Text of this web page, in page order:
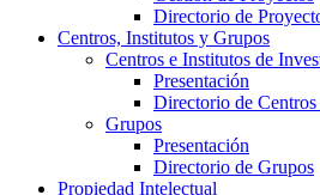
Directorio de
Centros, Institutos y Grupos
Centros e Institutos de
Presentación
Directorio de
Grupos
Presentación
Directorio de Grupos
Propiedad Intelectual